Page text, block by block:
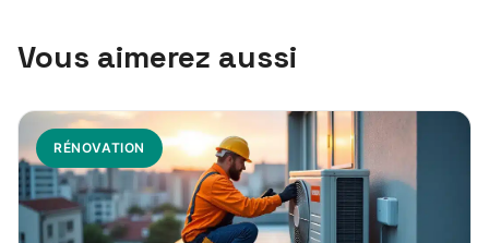
Vous aimerez aussi
RÉNOVATION